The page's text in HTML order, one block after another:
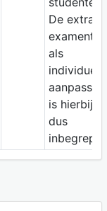
De extra
examentijd
als
individuele
is hierbij
dus